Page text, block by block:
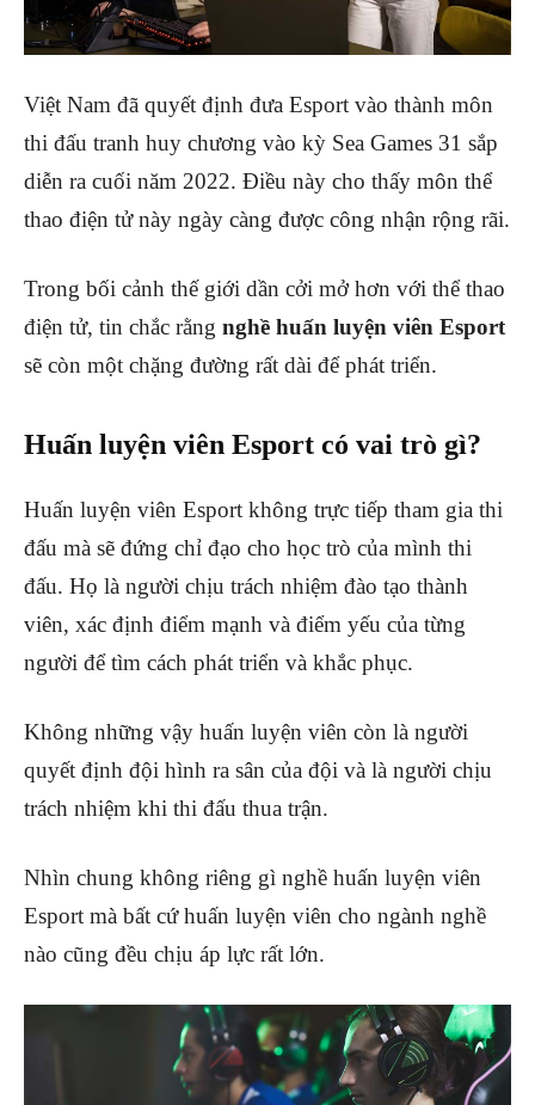
Việt Nam đã quyết định đưa Esport vào thành môn
thi đấu tranh huy chương vào kỳ Sea Games 31 sắp
diễn ra cuối năm 2022. Điều này cho thấy môn thể
thao điện tử này ngày càng được công nhận rộng rãi.
Trong bối cảnh thế giới dần cởi mở hơn với thể thao
điện tử, tin chắc rằng nghề huấn luyện viên Esport
sẽ còn một chặng đường rất dài để phát triển.
Huấn luyện viên Esport có vai trò gì?
Huấn luyện viên Esport không trực tiếp tham gia thi
đấu mà sẽ đứng chỉ đạo cho học trò của mình thi
đấu. Họ là người chịu trách nhiệm đào tạo thành
viên, xác định điểm mạnh và điểm yếu của từng
người để tìm cách phát triển và khắc phục.
Không những vậy huấn luyện viên còn là người
quyết định đội hình ra sân của đội và là người chịu
trách nhiệm khi thi đấu thua trận.
Nhìn chung không riêng gì nghề huấn luyện viên
Esport mà bất cứ huấn luyện viên cho ngành nghề
nào cũng đều chịu áp lực rất lớn.